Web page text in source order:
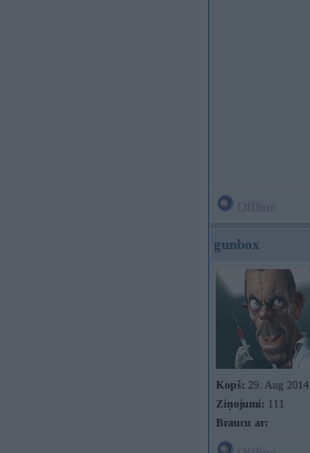
gunbox
Kopš: 29. Aug 2014
Ziņojumi: 111
Braucu ar: